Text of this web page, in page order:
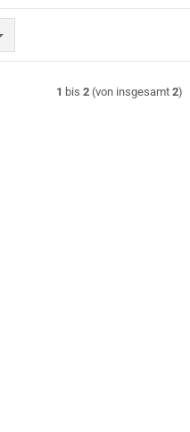
1 bis2 (von insgesamt2)